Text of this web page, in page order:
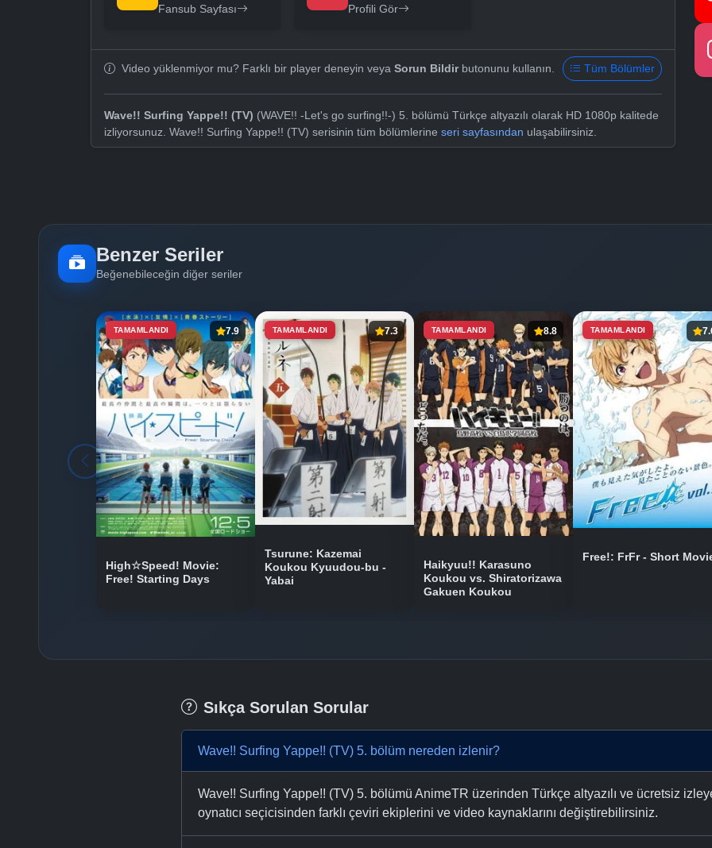
Fansub Sayfası Profili Gör
Video yüklenmiyor mu? Farklı bir player deneyin veya Sorun Bildirbutonunu kullanın. Tüm Bölümler
Wave!! Surfing Yappe!! (TV) (WAVE!! -Let's go surfing!!-) 5. bölümü Türkçe altyazılı olarak HD 1080p kalitede
izliyorsunuz. Wave!! Surfing Yappe!! (TV) serisinin tüm bölümlerine seri sayfasından ulaşabilirsiniz.
Benzer Seriler
Beğenebileceğin diğer seriler
TAMAMLANDI 7.9
High☆Speed! Movie:
Free! Starting Days
TAMAMLANDI 7.3
Tsurune: Kazemai
Koukou Kyuudou-bu -
Yabai
TAMAMLANDI 8.8
Haikyuu!! Karasuno
Koukou vs. Shiratorizawa
Gakuen Koukou
TAMAMLANDI
Free!: FrFr - Short
Sıkça Sorulan Sorular
Wave!! Surfing Yappe!! (TV) 5. bölüm nereden izlenir?
Wave!! Surfing Yappe!! (TV) 5. bölümü AnimeTR üzerinden Türkçe altyazılı ve ücretsiz
oynatıcı seçicisinden farklı çeviri ekiplerini ve video kaynaklarını değiştirebilirsiniz.